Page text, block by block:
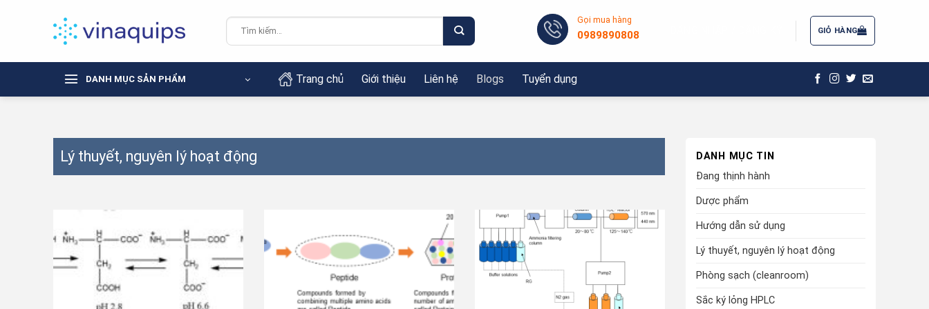
Tìm
kiếm:
Gọi mua hàng
0989890808 GIỎ HÀNG
DANH MỤC SẢN PHẨM Trang chủ Giới thiệu Liên hệ Blogs Tuyển dụng
Lý thuyết, nguyên lý hoạt động
DANH MỤC TIN
Đang thịnh hành
Dược phẩm
Hướng dẫn sử dụng
Lý thuyết, nguyên lý hoạt động
Phòng sạch (cleanroom)
Sắc ký lỏng HPLC